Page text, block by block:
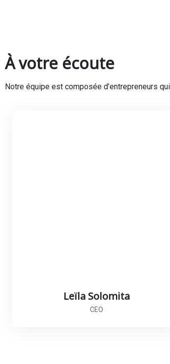
À votre écoute
Notre équipe est composée d’entrepreneurs
Leïla Solomita
CEO